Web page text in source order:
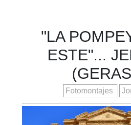
"LA
ESTE"...
Fotomontajes